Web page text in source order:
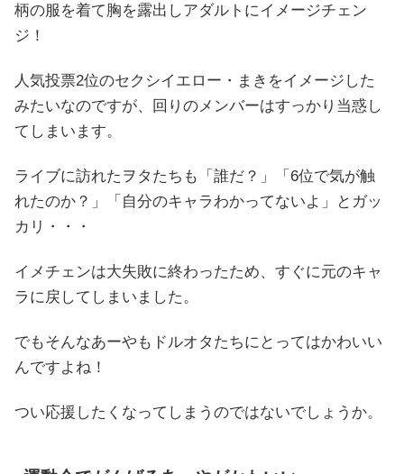
柄の服を着て胸を露出しアダルトにイメージチェン
ジ！
人気投票2位のセクシイエロー・まきをイメージした
みたいなのですが、回りのメンバーはすっかり当惑し
てしまいます。
ライブに訪れたヲタたちも「誰だ？」「6位で気が触
れたのか？」「自分のキャラわかってないよ」とガッ
カリ・・・
イメチェンは大失敗に終わったため、すぐに元のキャ
ラに戻してしまいました。
でもそんなあーやもドルオタたちにとってはかわいい
んですよね！
つい応援したくなってしまうのではないでしょうか。